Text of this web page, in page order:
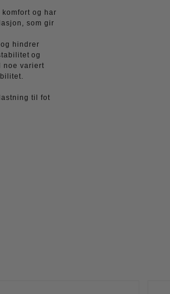
og har
som gir
hindrer
og
noe variert
til fot